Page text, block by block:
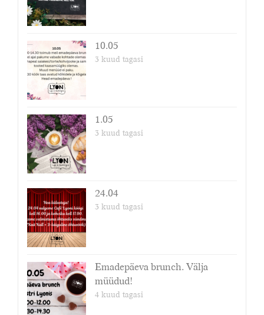
10.05
3 kuud tagasi
1.05
3 kuud tagasi
24.04
3 kuud tagasi
Emadepäeva brunch. Välja
müüdud!
4 kuud tagasi